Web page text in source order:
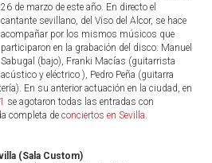
26 de marzo de este año. En directo el
cantante sevillano, del Viso del Alcor, se hace
acompañar por los mismos músicos que
participaron en la grabación del disco: Manuel
Sabugal (bajo), Franki Macías (guitarrista
acústico y eléctrico ), Pedro Peña (guitarra
En su anterior actuación en la ciudad, en
se agotaron todas las entradas con
completa de conciertos en Sevilla.
(Sala Custom)